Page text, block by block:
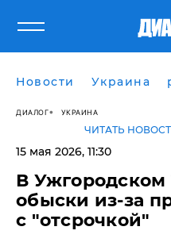
Новости Украина
ДИАЛОГ УКРАИНА
ЧИТАТЬ
15 мая 2026, 11:30
В
обыски из-за
с "отсрочкой"